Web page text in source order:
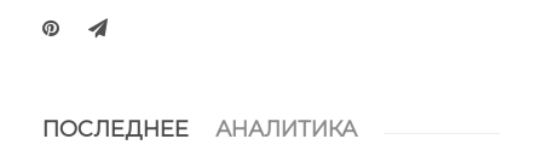
ПОСЛЕДНЕЕ АНАЛИТИКА